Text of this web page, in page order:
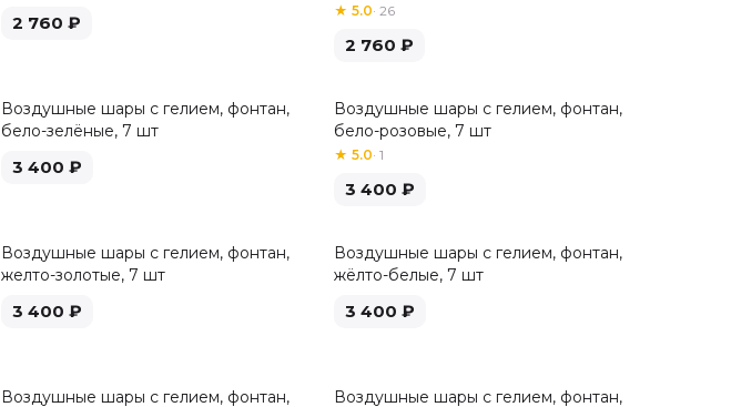
2 760 ₽
★ 5.0· 26
2 760 ₽
Воздушные шары с гелием, фонтан,
бело-зелёные, 7 шт
3 400 ₽
Воздушные шары с гелием, фонтан,
бело-розовые, 7 шт
★ 5.0· 1
3 400 ₽
Воздушные шары с гелием, фонтан,
желто-золотые, 7 шт
3 400 ₽
Воздушные шары с гелием, фонтан,
жёлто-белые, 7 шт
3 400 ₽
Воздушные шары с гелием, фонтан,
Воздушные шары с гелием, фонтан,